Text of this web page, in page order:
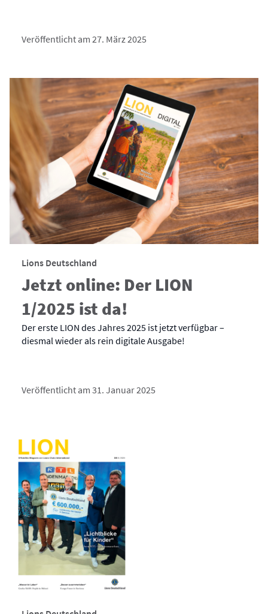
Veröffentlicht am 27. März 2025
Lions Deutschland
Jetzt online: Der LION
1/2025 ist da!
Der erste LION des Jahres 2025 ist jetzt verfügbar –
diesmal wieder als rein digitale Ausgabe!
Veröffentlicht am 31. Januar 2025